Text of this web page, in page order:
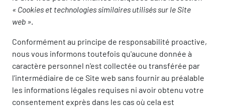
« Cookies et technologies similaires utilisés sur le Site
web ».
Conformément au principe de responsabilité proactive,
nous vous informons toutefois qu'aucune donnée à
caractère personnel n'est collectée ou transférée par
l'intermédiaire de ce Site web sans fournir au préalable
les informations légales requises ni avoir obtenu votre
consentement exprès dans les cas où cela est